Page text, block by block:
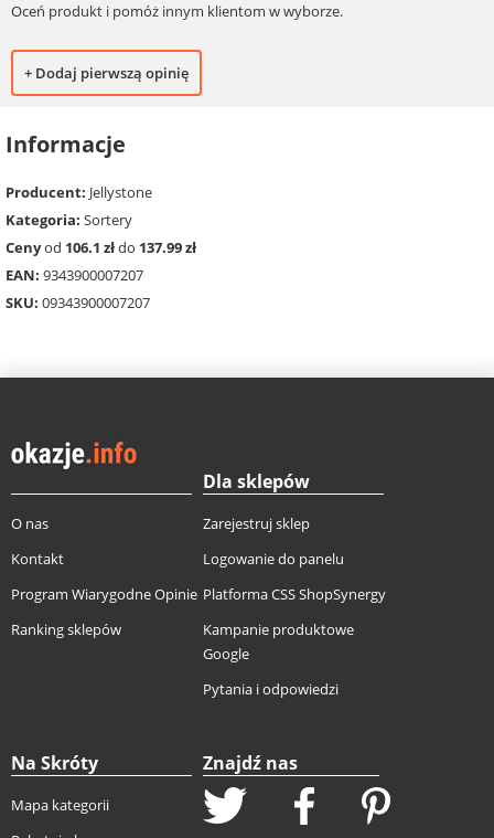
Oceń produkt i pomóż innym klientom w wyborze.
+ Dodaj pierwszą opinię
Informacje
Producent: Jellystone
Kategoria: Sortery
Cenyod 106.1 złdo 137.99 zł
EAN: 9343900007207
SKU: 09343900007207
O nas
Kontakt
Program Wiarygodne Opinie
Ranking sklepów
Dla sklepów
Zarejestruj sklep
Logowanie do panelu
Platforma CSS ShopSynergy
Kampanie produktowe
Google
Pytania i odpowiedzi
Na Skróty
Mapa kategorii
Znajdź nas